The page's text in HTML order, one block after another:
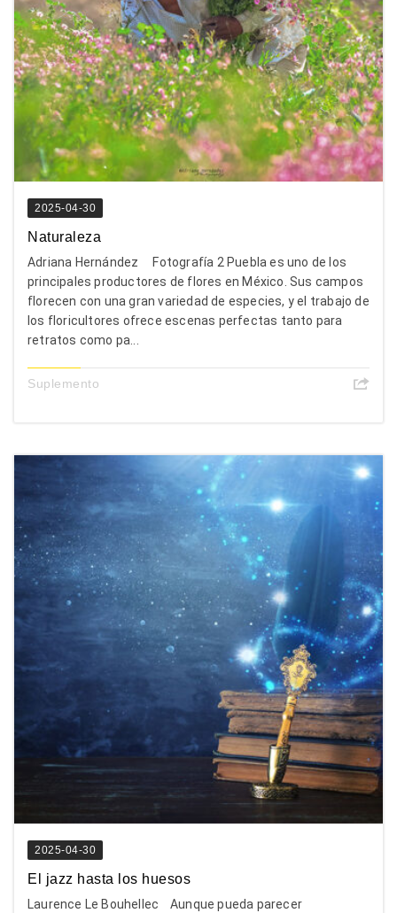
2025-04-30
Naturaleza
Adriana Hernández Fotografía 2 Puebla es uno de los
principales productores de flores en México. Sus campos
florecen con una gran variedad de especies, y el trabajo de
los floricultores ofrece escenas perfectas tanto para
retratos como pa...
Suplemento
2025-04-30
El jazz hasta los huesos
Laurence Le Bouhellec Aunque pueda parecer